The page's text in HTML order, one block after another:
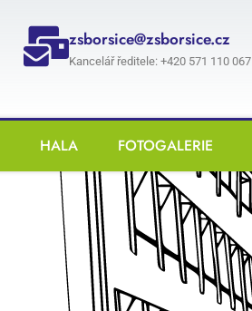
zsborsice@zsborsice.cz
Kancelář ředitele: +420 571 110 067
HALA FOTOGALERIE